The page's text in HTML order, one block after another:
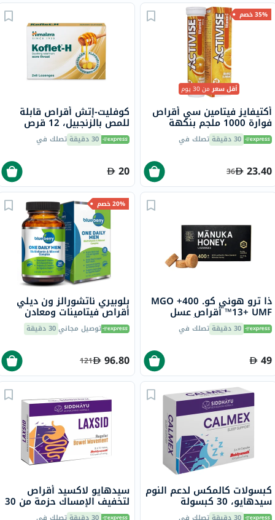
35% خصم
أقل سعرمن 30 يوم
أكتيفايز فيتامين سي أقراص
فوارة 1000 ملجم بنكهة
البرتقال حزمة من 20
30 دقيقة تصلك في
23.40
36
كوفليت-إتش أقراص قابلة
للمص بالزنجبيل، 12 قرص
30 دقيقة تصلك في
20
ذا ترو هوني كو. 400+ MGO
13+ UMF™ أقراص عسل
مانوكا 2.8 جرام 8 أقراص30 دقيقة تصلك في
49
20% خصم
بلوبيري ناتشورالز ون ديلي
أقراص فيتامينات ومعادن
متعددة للرجال حزمة من 30
توصيل مجاني30 دقيقة
96.80
121
كبسولات كالمكس لدعم النوم
سيدهايو، 30 كبسولة
سيدهايو لاكسيد أقراص
لتخفيف الإمساك حزمة من 30